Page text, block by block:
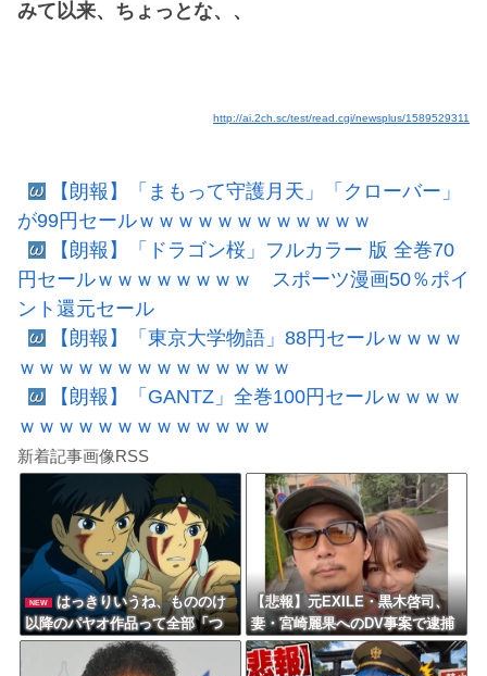
みて以来、ちょっとな、、
http://ai.2ch.sc/test/read.cgi/newsplus/1589529311
【朗報】「まもって守護月天」「クローバー」
が99円セールｗｗｗｗｗｗｗｗｗｗｗｗ
【朗報】「ドラゴン桜」フルカラー 版 全巻70
円セールｗｗｗｗｗｗｗｗ スポーツ漫画50％ポイ
ント還元セール
【朗報】「東京大学物語」88円セールｗｗｗｗ
ｗｗｗｗｗｗｗｗｗｗｗｗｗｗ
【朗報】「GANTZ」全巻100円セールｗｗｗｗ
ｗｗｗｗｗｗｗｗｗｗｗｗｗ
新着記事画像RSS
NEW
はっきりいうね、もののけ
以降のパヤオ作品って全部「つ
まらない」
【悲報】元EXILE・黒木啓司、
妻・宮崎麗果へのDV事案で逮捕
されていた！宮崎は全身打撲、
頭部裂傷及び打撲、頸部損